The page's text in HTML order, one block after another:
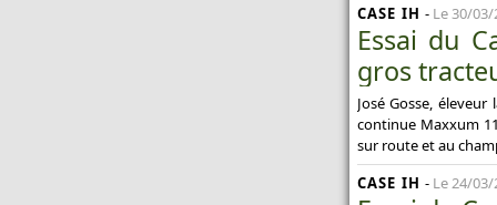
CASE IH - Le 30/03/
Essai du
gros
José Gosse,
continue Maxxum
sur route et au
CASE IH - Le 24/03/